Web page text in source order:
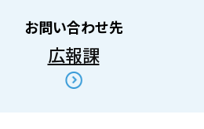
お問い合わせ先
広報課